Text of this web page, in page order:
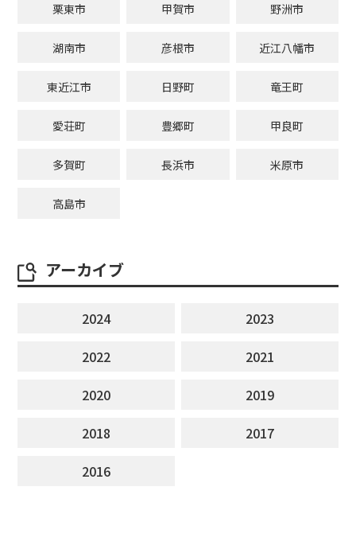
栗東市 甲賀市 野洲市
湖南市 彦根市 近江八幡市
東近江市 日野町 竜王町
愛荘町 豊郷町 甲良町
多賀町 長浜市 米原市
高島市
アーカイブ
2024
2023
2022
2021
2020
2019
2018
2017
2016